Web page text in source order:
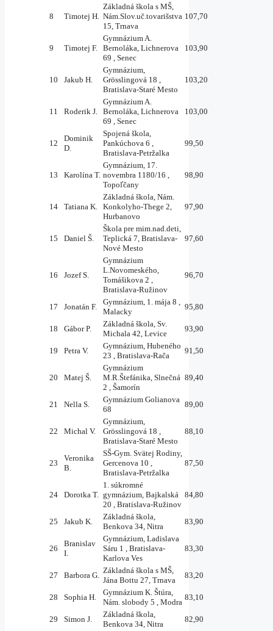
8 Timotej H.
Základná škola s MŠ,
Nám.Slov.uč.tovarišstva
15, Trnava
107,70
9 Timotej F.
Gymnázium A.
Bernoláka, Lichnerova
69 , Senec
103,90
10 Jakub H.
Gymnázium,
Grösslingová 18 ,
Bratislava-Staré Mesto
103,20
11 Roderik J.
Gymnázium A.
Bernoláka, Lichnerova
69 , Senec
103,00
12
Dominik
D.
Spojená škola,
Pankúchova 6 ,
Bratislava-Petržalka
99,50
13 Karolína T.
Gymnázium, 17.
novembra 1180/16 ,
Topoľčany
98,90
14 Tatiana K.
Základná škola, Nám.
Konkolyho-Thege 2,
Hurbanovo
97,90
15 Daniel Š.
Škola pre mim.nad.deti,
Teplická 7, Bratislava-
Nové Mesto
97,60
16 Jozef S.
Gymnázium
L.Novomeského,
Tomášikova 2 ,
Bratislava-Ružinov
96,70
17 Jonatán F.
Gymnázium, 1. mája 8 ,
Malacky
95,80
18 Gábor P.
Základná škola, Sv.
Michala 42, Levice
93,90
19 Petra V.
Gymnázium, Hubeného
23 , Bratislava-Rača
91,50
20 Matej Š.
Gymnázium
M.R.Štefánika, Slnečná
2 , Šamorín
89,40
21 Nella S.
Gymnázium Golianova
68
89,00
22 Michal V.
Gymnázium,
Grösslingová 18 ,
Bratislava-Staré Mesto
88,10
23
Veronika
B.
SŠ-Gym. Svätej Rodiny,
Gercenova 10 ,
Bratislava-Petržalka
87,50
24 Dorotka T.
1. súkromné
gymnázium, Bajkalská
20 , Bratislava-Ružinov
84,80
25 Jakub K.
Základná škola,
Benkova 34, Nitra
83,90
26
Branislav
I.
Gymnázium, Ladislava
Sáru 1 , Bratislava-
Karlova Ves
83,30
27 Barbora G.
Základná škola s MŠ,
Jána Bottu 27, Trnava
83,20
28 Sophia H.
Gymnázium K. Štúra,
Nám. slobody 5 , Modra
83,10
29 Simon J.
Základná škola,
Benkova 34, Nitra
82,90